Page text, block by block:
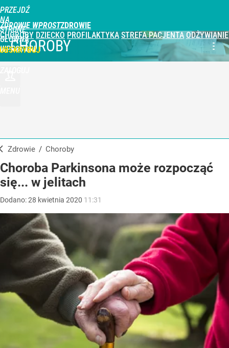
PRZEJDŹ
NA
STRONĘ
GŁÓWNĄ
WPROST.PL
ZDROWIE WPROST
CHOROBY DZIECKO PROFILAKTYKA STREFA PACJENTA ODŻYWIANIE
CHOROBY
Zdrowie / Choroby
Choroba Parkinsona może rozpocząć
się... w jelitach
Dodano:28 kwietnia 2020 11:31